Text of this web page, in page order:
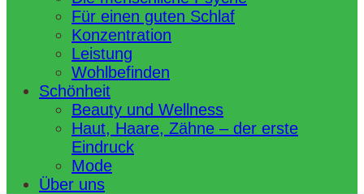
Für einen guten Schlaf
Konzentration
Leistung
Wohlbefinden
Schönheit
Beauty und Wellness
Haut, Haare, Zähne – der erste
Eindruck
Mode
Über uns